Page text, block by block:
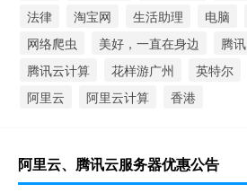
法律
淘宝网 生活助理 电脑
网络爬虫
美好，一直在身边 腾讯
腾讯云计算
花样游广州 英特尔
阿里云
阿里云计算 香港
阿里云、腾讯云服务器优惠公告